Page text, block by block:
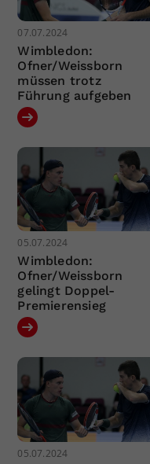
07.07.2024
Wimbledon:
Ofner/Weissborn
müssen trotz
Führung aufgeben
05.07.2024
Wimbledon:
Ofner/Weissborn
gelingt Doppel-
Premierensieg
05.07.2024